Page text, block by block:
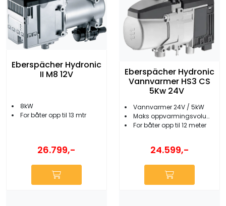
Eberspächer Hydronic
II M8 12V
8kW
For båter opp til 13 mtr
26.799,-
Eberspächer Hydronic
Vannvarmer HS3 CS
5Kw 24V
Vannvarmer 24V / 5kW
Maks oppvarmingsvolum 35 m³
For båter opp til 12 meter
24.599,-